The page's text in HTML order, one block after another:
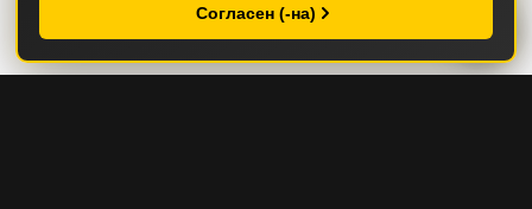
Согласен (-на)